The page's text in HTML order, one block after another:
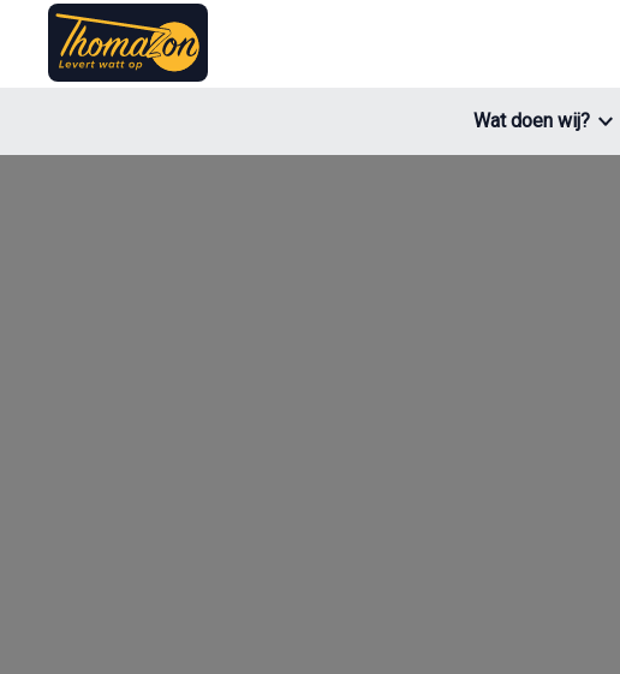
Wat doen wij?